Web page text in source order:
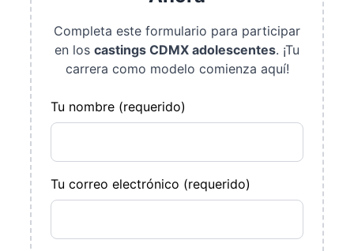
Completa este formulario para participar
en los castings CDMX adolescentes. ¡Tu
carrera como modelo comienza aquí!
Tu nombre (requerido)
Tu correo electrónico (requerido)